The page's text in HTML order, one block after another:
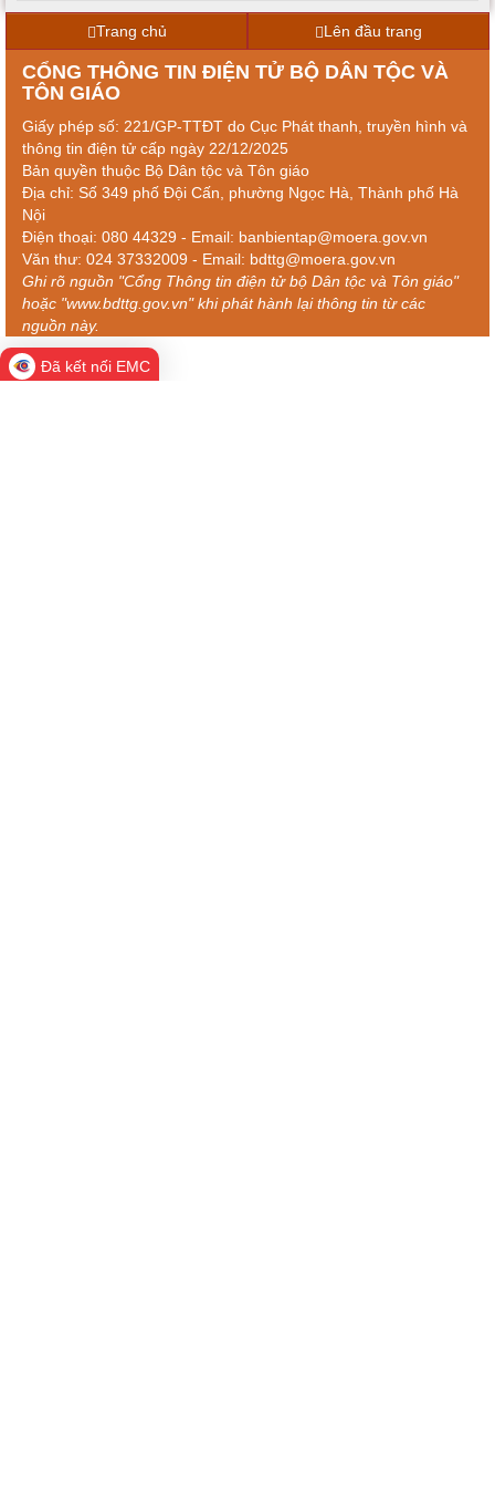
Trang chủ Lên đầu trang
CỔNG THÔNG TIN ĐIỆN TỬ BỘ DÂN TỘC VÀ
TÔN GIÁO
Giấy phép số: 221/GP-TTĐT do Cục Phát thanh, truyền hình và
thông tin điện tử cấp ngày 22/12/2025
Bản quyền thuộc Bộ Dân tộc và Tôn giáo
Địa chỉ: Số 349 phố Đội Cấn, phường Ngọc Hà, Thành phố Hà
Nội
Điện thoại: 080 44329 - Email: banbientap@moera.gov.vn
Văn thư: 024 37332009 - Email: bdttg@moera.gov.vn
Ghi rõ nguồn "Cổng Thông tin điện tử bộ Dân tộc và Tôn giáo"
hoặc "www.bdttg.gov.vn" khi phát hành lại thông tin từ các
nguồn này.
Đã kết nối EMC